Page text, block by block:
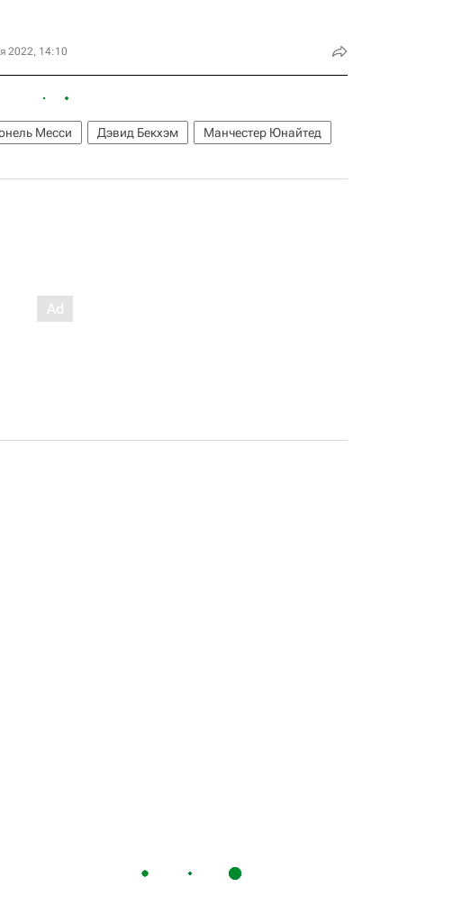
2022, 14:10
Месси Дэвид Бекхэм
Манчестер Юнайтед